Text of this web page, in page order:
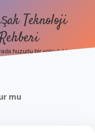
Teknoloji
huzurlu bir yolculuk!
mu